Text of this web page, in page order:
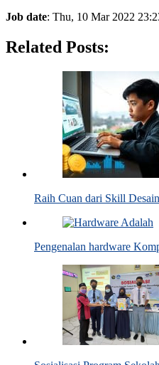
Job date: Thu, 10 Mar 2022
Related Posts:
Raih Cuan dari Skill
Pengenalan hardware